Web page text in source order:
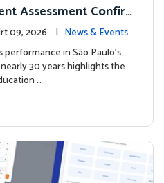
Assessment Confir
Linked to Higher
09, 2026 | News & Events
in São Paulo’s
30 years highlights the
…